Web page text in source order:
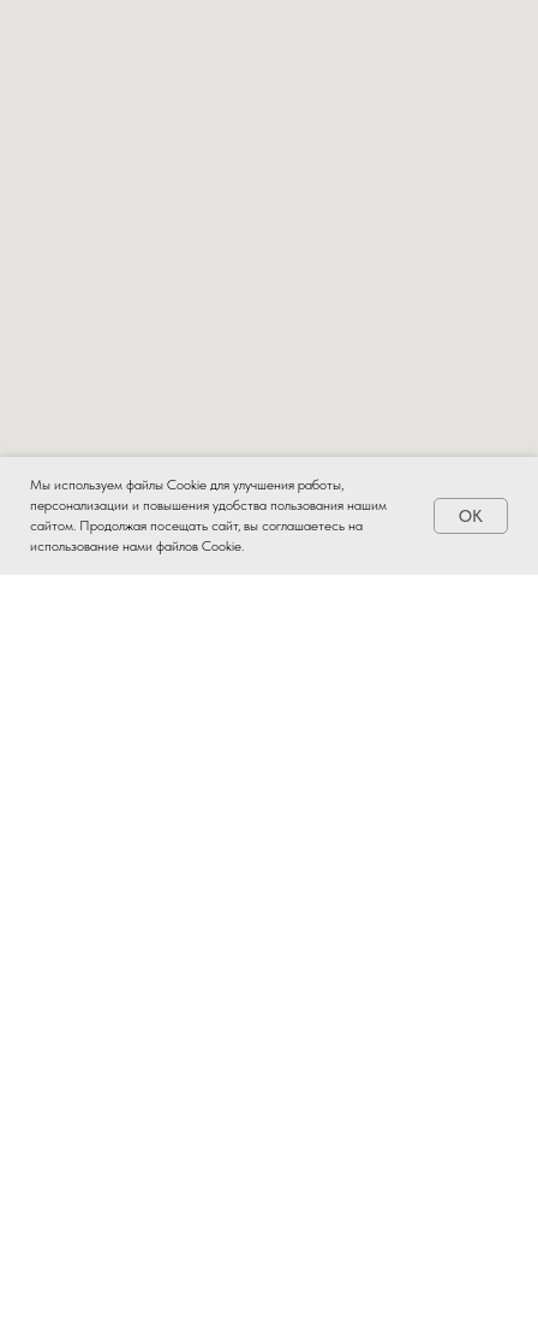
Мы используем файлы Cookie для улучшения работы,
персонализации и повышения удобства пользования нашим
сайтом. Продолжая посещать сайт, вы соглашаетесь на
использование нами файлов Cookie.
OK